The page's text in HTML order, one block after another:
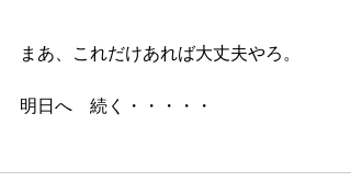
まあ、これだけあれば大丈夫やろ。
明日へ　続く・・・・・